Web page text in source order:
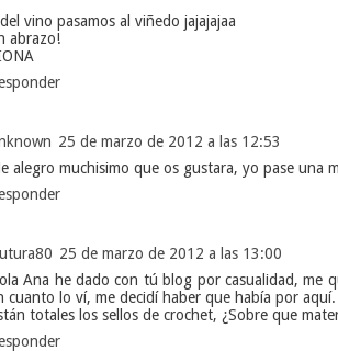
vino pasamos al viñedo jajajajaa
abrazo!
25 de marzo de 2012 a las 12:53
alegro muchisimo que os gustara, yo pase una
25 de marzo de 2012 a las 13:00
Ana he dado con tú blog por casualidad, me
cuanto lo ví, me decidí haber que había por
totales los sellos de crochet, ¿Sobre que